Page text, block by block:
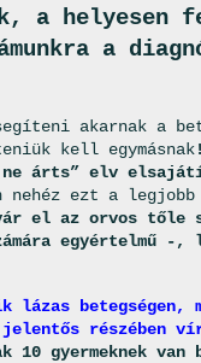
a helyesen
a
akarnak a
kell egymásnak
ne árts” elv
nehéz ezt a
el az orvos tőle
egyértelmű -,
lázas betegségen,
részében
10 gyermeknek van